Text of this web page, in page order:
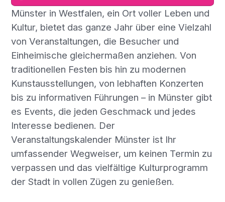
Münster in Westfalen, ein Ort voller Leben und
Kultur, bietet das ganze Jahr über eine Vielzahl
von Veranstaltungen, die Besucher und
Einheimische gleichermaßen anziehen. Von
traditionellen Festen bis hin zu modernen
Kunstausstellungen, von lebhaften Konzerten
bis zu informativen Führungen – in Münster gibt
es Events, die jeden Geschmack und jedes
Interesse bedienen. Der
Veranstaltungskalender Münster ist Ihr
umfassender Wegweiser, um keinen Termin zu
verpassen und das vielfältige Kulturprogramm
der Stadt in vollen Zügen zu genießen.